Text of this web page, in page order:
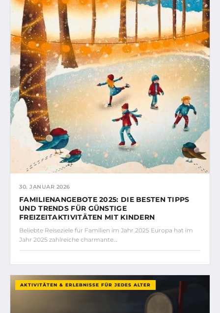
30. JANUAR 2026
FAMILIENANGEBOTE 2025: DIE BESTEN TIPPS
UND TRENDS FÜR GÜNSTIGE
FREIZEITAKTIVITÄTEN MIT KINDERN
Beliebte Reiseziele für Familien im Jahr 2025 Europa hat im
Jahr 2025 zahlreiche charmante…
AKTIVITÄTEN & ERLEBNISSE FÜR JEDES ALTER